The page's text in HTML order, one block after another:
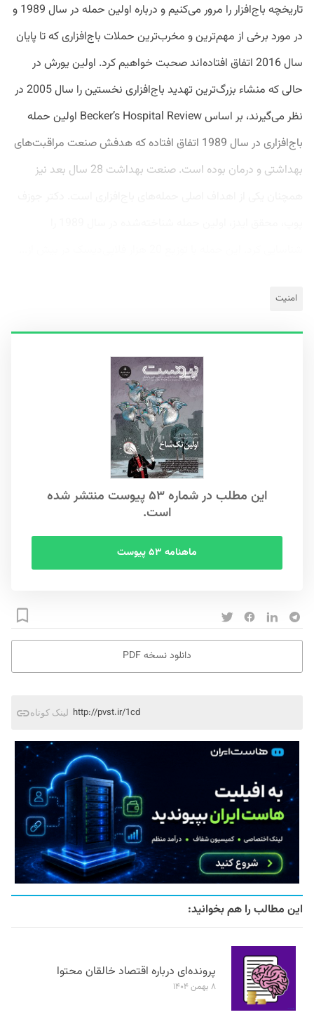
تاریخچه باج‌افزار را مرور می‌کنیم و درباره اولین حمله در سال 1989 و
در مورد برخی از مهم‌ترین و مخرب‌ترین حملات باج‌افزاری که تا پایان
سال 2016 اتفاق افتاده‌اند صحبت خواهیم کرد. اولین یورش در
حالی که منشاء بزرگ‌ترین تهدید باج‌افزاری نخستین را سال 2005 در
نظر می‌گیرند، بر اساس Becker’s Hospital Review اولین حمله
باج‌افزاری در سال 1989 اتفاق افتاده که هدفش صنعت مراقبت‌های
بهداشتی و درمان بوده است. صنعت بهداشت 28 سال بعد نیز
امنیت
این مطلب در شماره ۵۳ پیوست منتشر شده
است.
ماهنامه ۵۳ پیوست
دانلود نسخه PDF
لینک کوتاه http://pvst.ir/1cd
این مطالب را هم بخوانید:
پرونده‌ای درباره اقتصاد خالقان محتوا
۸ بهمن ۱۴۰۴